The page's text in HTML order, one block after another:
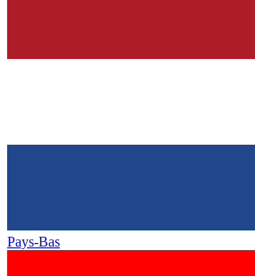
Pays-Bas